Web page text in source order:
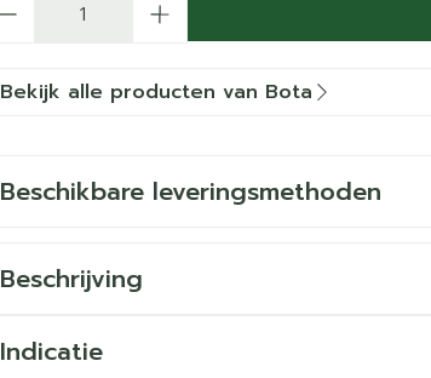
Bekijk alle producten van Bota
Beschikbare leveringsmethoden
Beschrijving
Indicatie